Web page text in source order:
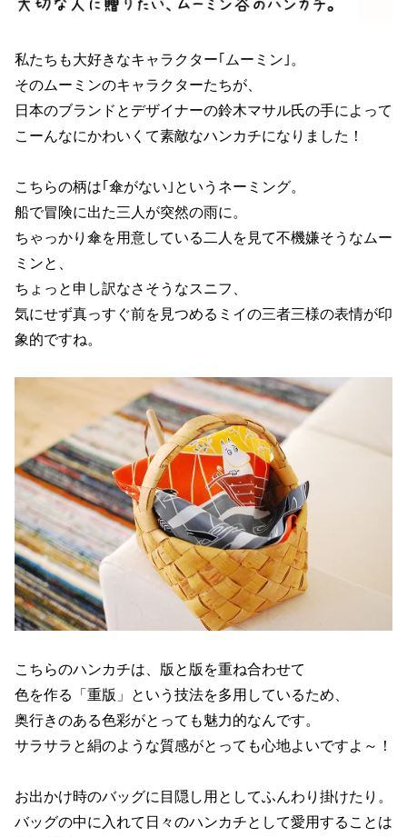
私たちも大好きなキャラクター｢ムーミン｣。
そのムーミンのキャラクターたちが、
日本のブランドとデザイナーの鈴木マサル氏の手によって
こーんなにかわいくて素敵なハンカチになりました！
こちらの柄は｢傘がない｣というネーミング。
船で冒険に出た三人が突然の雨に。
ちゃっかり傘を用意している二人を見て不機嫌そうなムー
ミンと、
ちょっと申し訳なさそうなスニフ、
気にせず真っすぐ前を見つめるミイの三者三様の表情が印
象的ですね。
こちらのハンカチは、版と版を重ね合わせて
色を作る「重版」という技法を多用しているため、
奥行きのある色彩がとっても魅力的なんです。
サラサラと絹のような質感がとっても心地よいですよ～！
お出かけ時のバッグに目隠し用としてふんわり掛けたり。
バッグの中に入れて日々のハンカチとして愛用することは